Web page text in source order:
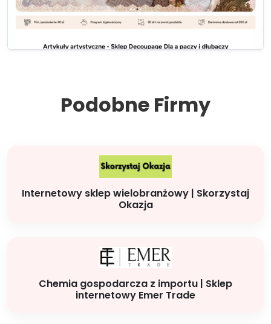
Podobne Firmy
Internetowy sklep wielobranżowy | Skorzystaj
Okazja
Chemia gospodarcza z importu | Sklep
internetowy Emer Trade